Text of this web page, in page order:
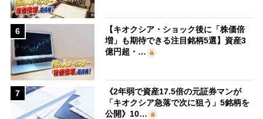
6
【キオクシア・ショック後に「株価倍
増」も期待できる注目銘柄5選】資産3
億円超・…
7
《2年弱で資産17.5倍の元証券マンが
「キオクシア急落で次に狙う」5銘柄を
公開》10…